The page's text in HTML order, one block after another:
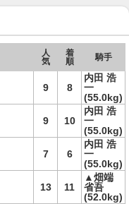
人
気
着
順
騎手
9 8
内田 浩
一
(55.0kg)
9 10
内田 浩
一
(55.0kg)
7 6
内田 浩
一
(55.0kg)
13 11
▲畑端
省吾
(52.0kg)